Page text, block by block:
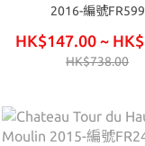
2016-編號FR599
HK$738.00